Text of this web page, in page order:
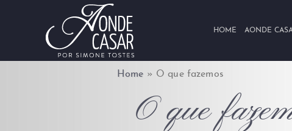
HOME AONDE
Home » O que fazemos
O que